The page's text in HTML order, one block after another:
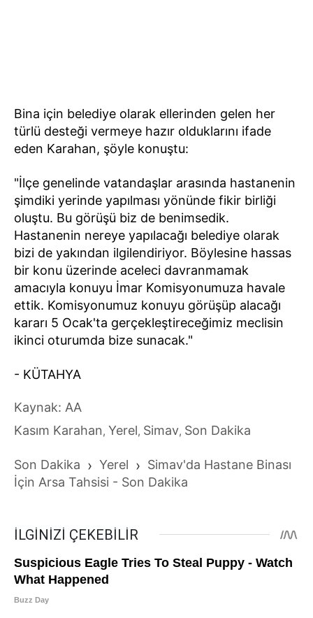
Bina için belediye olarak ellerinden gelen her
türlü desteği vermeye hazır olduklarını ifade
eden Karahan, şöyle konuştu:
"İlçe genelinde vatandaşlar arasında hastanenin
şimdiki yerinde yapılması yönünde fikir birliği
oluştu. Bu görüşü biz de benimsedik.
Hastanenin nereye yapılacağı belediye olarak
bizi de yakından ilgilendiriyor. Böylesine hassas
bir konu üzerinde aceleci davranmamak
amacıyla konuyu İmar Komisyonumuza havale
ettik. Komisyonumuz konuyu görüşüp alacağı
kararı 5 Ocak'ta gerçekleştireceğimiz meclisin
ikinci oturumda bize sunacak."
- KÜTAHYA
Kaynak: AA
Kasım Karahan, Yerel, Simav, Son Dakika
Son Dakika › Yerel › Simav'da Hastane Binası
İçin Arsa Tahsisi - Son Dakika